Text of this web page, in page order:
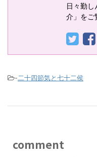
日々勤
介」をご
-二十四節気と七十二侯
comment